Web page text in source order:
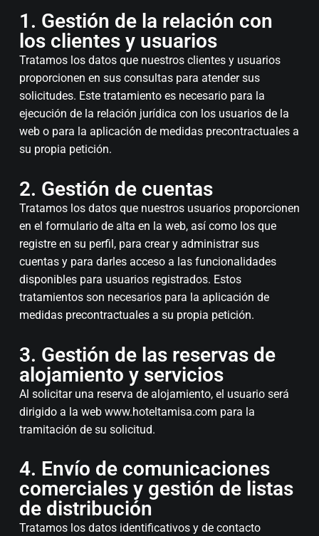
1. Gestión de la relación con
los clientes y usuarios
Tratamos los datos que nuestros clientes y usuarios
proporcionen en sus consultas para atender sus
solicitudes. Este tratamiento es necesario para la
ejecución de la relación jurídica con los usuarios de la
web o para la aplicación de medidas precontractuales a
su propia petición.
2. Gestión de cuentas
Tratamos los datos que nuestros usuarios proporcionen
en el formulario de alta en la web, así como los que
registre en su perfil, para crear y administrar sus
cuentas y para darles acceso a las funcionalidades
disponibles para usuarios registrados. Estos
tratamientos son necesarios para la aplicación de
medidas precontractuales a su propia petición.
3. Gestión de las reservas de
alojamiento y servicios
Al solicitar una reserva de alojamiento, el usuario será
dirigido a la web www.hoteltamisa.com para la
tramitación de su solicitud.
4. Envío de comunicaciones
comerciales y gestión de listas
de distribución
Tratamos los datos identificativos y de contacto